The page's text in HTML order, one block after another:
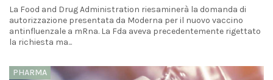
La Food and Drug Administration riesaminerà la domanda di
autorizzazione presentata da Moderna per il nuovo vaccino
antinfluenzale a mRna. La Fda aveva precedentemente rigettato
la richiesta ma...
PHARMA